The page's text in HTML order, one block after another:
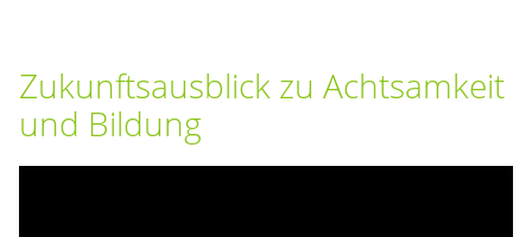
Zukunftsausblick zu Achtsamkeit
und Bildung